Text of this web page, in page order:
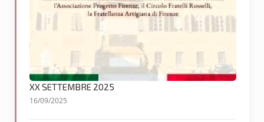
XX SETTEMBRE 2025
16/09/2025